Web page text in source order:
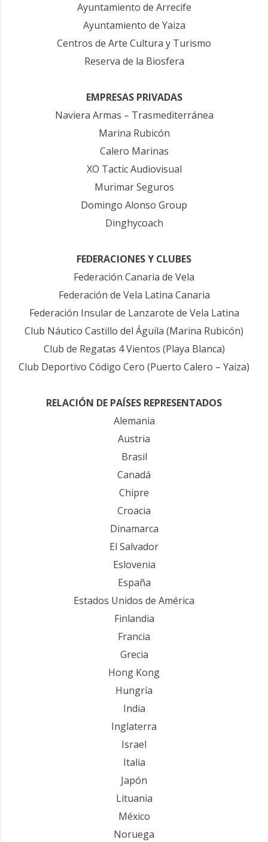
Ayuntamiento de Arrecife
Ayuntamiento de Yaiza
Centros de Arte Cultura y Turismo
Reserva de la Biosfera
EMPRESAS PRIVADAS
Naviera Armas – Trasmediterránea
Marina Rubicón
Calero Marinas
XO Tactic Audiovisual
Murimar Seguros
Domingo Alonso Group
Dinghycoach
FEDERACIONES Y CLUBES
Federación Canaria de Vela
Federación de Vela Latina Canaria
Federación Insular de Lanzarote de Vela Latina
Club Náutico Castillo del Águila (Marina Rubicón)
Club de Regatas 4 Vientos (Playa Blanca)
Club Deportivo Código Cero (Puerto Calero – Yaiza)
RELACIÓN DE PAÍSES REPRESENTADOS
Alemania
Austria
Brasil
Canadá
Chipre
Croacia
Dinamarca
El Salvador
Eslovenia
España
Estados Unidos de América
Finlandia
Francia
Grecia
Hong Kong
Hungría
India
Inglaterra
Israel
Italia
Japón
Lituania
México
Noruega